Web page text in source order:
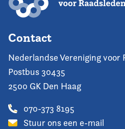
Contact
Nederlandse Vereniging voor
Postbus 30435
2500 GK Den Haag
070-373 8195
Stuur ons een e-mail